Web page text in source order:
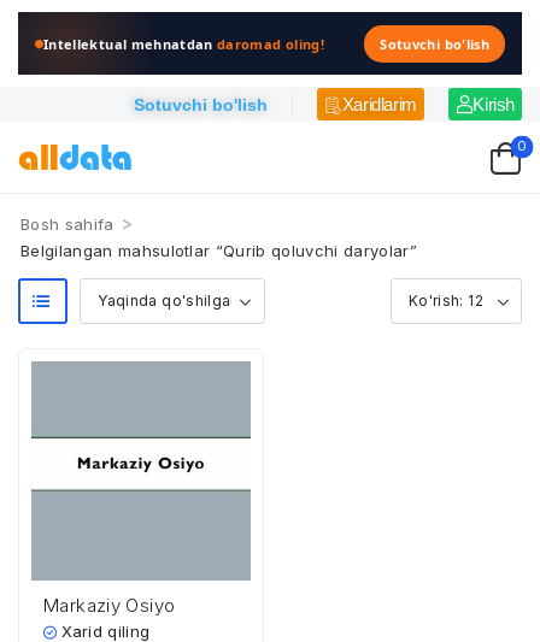
Intellektual mehnatdandaromad oling! Sotuvchi bo'lish
Sotuvchi bo'lish Xaridlarim Kirish
0
Bosh sahifa >
Belgilangan mahsulotlar “Qurib qoluvchi daryolar”
Markaziy Osiyo
Xarid qiling